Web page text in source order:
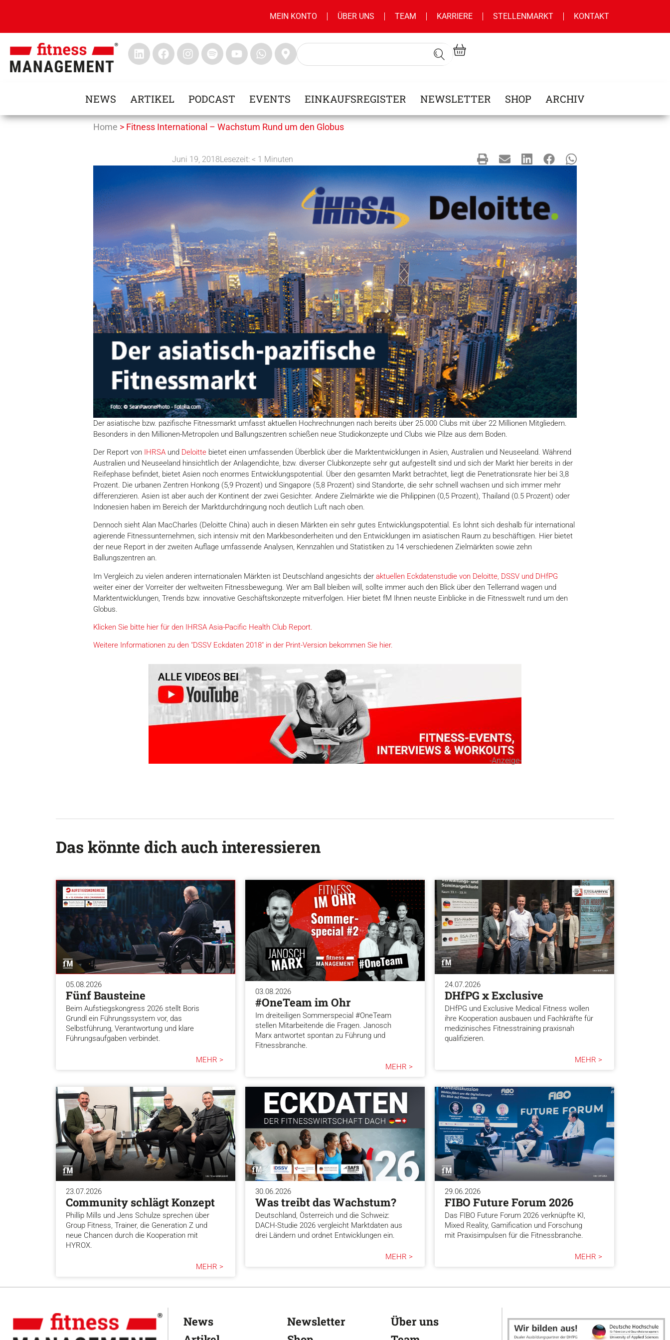
MEIN KONTO ÜBER UNS TEAM KARRIERE STELLENMARKT KONTAKT
NEWS ARTIKEL PODCAST EVENTS EINKAUFSREGISTER NEWSLETTER SHOP ARCHIV
Home > Fitness International – Wachstum Rund um den Globus
Juni 19, 2018Lesezeit: < 1 Minuten
Der asiatische bzw. pazifische Fitnessmarkt umfasst aktuellen Hochrechnungen nach bereits über 25.000 Clubs mit über 22 Millionen Mitgliedern.
Besonders in den Millionen-Metropolen und Ballungszentren schießen neue Studiokonzepte und Clubs wie Pilze aus dem Boden.
Der Report von IHRSA und Deloitte bietet einen umfassenden Überblick über die Marktentwicklungen in Asien, Australien und Neuseeland. Während
Australien und Neuseeland hinsichtlich der Anlagendichte, bzw. diverser Clubkonzepte sehr gut aufgestellt sind und sich der Markt hier bereits in der
Reifephase befindet, bietet Asien noch enormes Entwicklungspotential. Über den gesamten Markt betrachtet, liegt die Penetrationsrate hier bei 3,8
Prozent. Die urbanen Zentren Honkong (5,9 Prozent) und Singapore (5,8 Prozent) sind Standorte, die sehr schnell wachsen und sich immer mehr
differenzieren. Asien ist aber auch der Kontinent der zwei Gesichter. Andere Zielmärkte wie die Philippinen (0,5 Prozent), Thailand (0.5 Prozent) oder
Indonesien haben im Bereich der Marktdurchdringung noch deutlich Luft nach oben.
Dennoch sieht Alan MacCharles (Deloitte China) auch in diesen Märkten ein sehr gutes Entwicklungspotential. Es lohnt sich deshalb für international
agierende Fitnessunternehmen, sich intensiv mit den Markbesonderheiten und den Entwicklungen im asiatischen Raum zu beschäftigen. Hier bietet
der neue Report in der zweiten Auflage umfassende Analysen, Kennzahlen und Statistiken zu 14 verschiedenen Zielmärkten sowie zehn
Ballungszentren an.
Im Vergleich zu vielen anderen internationalen Märkten ist Deutschland angesichts der aktuellen Eckdatenstudie von Deloitte, DSSV und DHfPG
weiter einer der Vorreiter der weltweiten Fitnessbewegung. Wer am Ball bleiben will, sollte immer auch den Blick über den Tellerrand wagen und
Marktentwicklungen, Trends bzw. innovative Geschäftskonzepte mitverfolgen. Hier bietet fM Ihnen neuste Einblicke in die Fitnesswelt rund um den
Globus.
Klicken Sie bitte hier für den IHRSA Asia-Pacific Health Club Report.
Weitere Informationen zu den "DSSV Eckdaten 2018" in der Print-Version bekommen Sie hier.
-Anzeige-
Das könnte dich auch interessieren
05.08.2026
Fünf Bausteine
Beim Aufstiegskongress 2026 stellt Boris
Grundl ein Führungssystem vor, das
Selbstführung, Verantwortung und klare
Führungsaufgaben verbindet.
MEHR >
03.08.2026
#OneTeam im Ohr
Im dreiteiligen Sommerspecial #OneTeam
stellen Mitarbeitende die Fragen. Janosch
Marx antwortet spontan zu Führung und
Fitnessbranche.
MEHR >
24.07.2026
DHfPG x Exclusive
DHfPG und Exclusive Medical Fitness wollen
ihre Kooperation ausbauen und Fachkräfte für
medizinisches Fitnesstraining praxisnah
qualifizieren.
MEHR >
23.07.2026
Community schlägt Konzept
Phillip Mills und Jens Schulze sprechen über
Group Fitness, Trainer, die Generation Z und
neue Chancen durch die Kooperation mit
HYROX.
MEHR >
30.06.2026
Was treibt das Wachstum?
Deutschland, Österreich und die Schweiz:
DACH-Studie 2026 vergleicht Marktdaten aus
drei Ländern und ordnet Entwicklungen ein.
MEHR >
29.06.2026
FIBO Future Forum 2026
Das FIBO Future Forum 2026 verknüpfte KI,
Mixed Reality, Gamification und Forschung
mit Praxisimpulsen für die Fitnessbranche.
MEHR >
News
Newsletter
Über uns